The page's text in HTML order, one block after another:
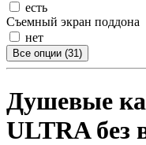
есть
Съемный экран поддона
нет
Все опции (31)
Душевые
ULTRA без